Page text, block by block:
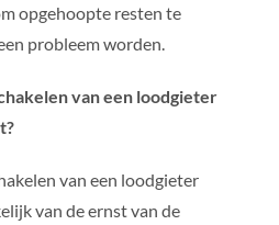
opgehoopte resten te
probleem worden.
van een loodgieter
van een loodgieter
van de ernst van de